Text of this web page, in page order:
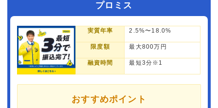
プロミス
実質年率 2.5%〜18.0%
限度額 最大800万円
融資時間 最短3分※1
おすすめポイント